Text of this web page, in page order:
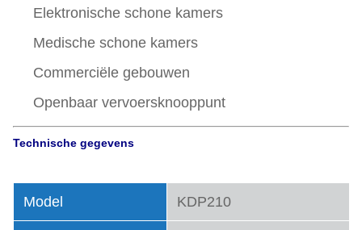
Elektronische schone kamers
Medische schone kamers
Commerciële gebouwen
Openbaar vervoersknooppunt
Technische gegevens
Model KDP210